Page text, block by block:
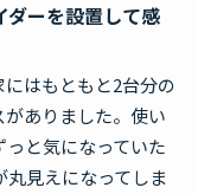
ダーを設置して感
はもともと2台分の
ありました。使い
と気になっていた
見えになってしま